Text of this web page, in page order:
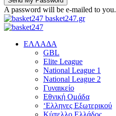
A password will be e-mailed to you.
basket247.gr
EΛΛΑΔΑ
GBL
Elite League
National League 1
National League 2
Γυναικείο
Εθνική Ομάδα
‘Ελληνες Εξωτερικού
Κύπελλο Ελλάδος